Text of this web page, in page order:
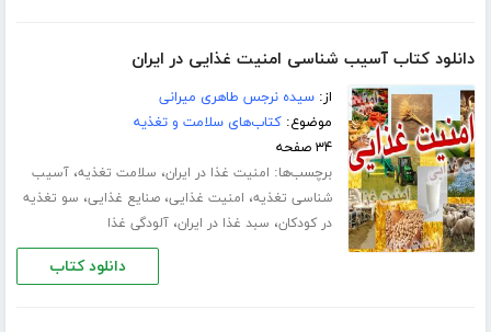
دانلود کتاب آسیب شناسی امنیت غذایی در ایران
از:سیده نرجس طاهری میرانی
موضوع:کتاب‌های سلامت و تغذیه
۳۴ صفحه
برچسب‌ها: امنیت غذا در ایران، سلامت تغذیه،آسیب
شناسی تغذیه، امنیت غذایی،صنایع غذایی، سو تغذیه
در کودکان، سبد غذا در ایران،آلودگی غذا
دانلود کتاب